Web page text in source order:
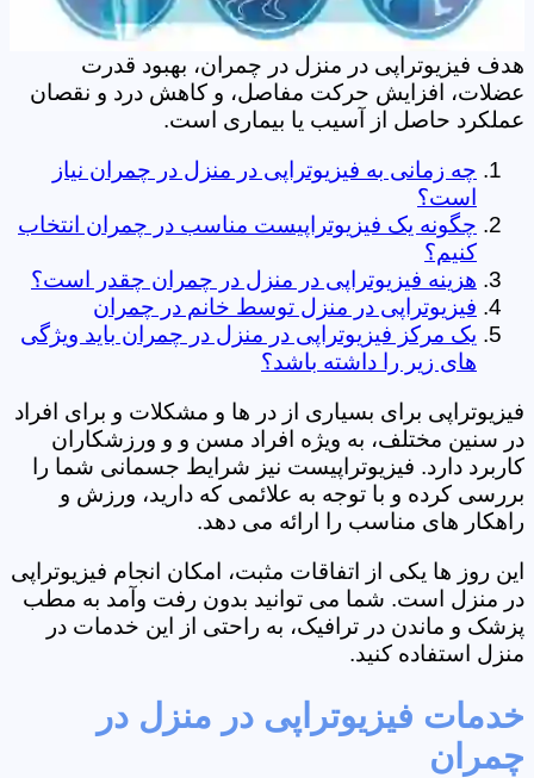
هدف فیزیوتراپی در منزل در چمران، بهبود قدرت
عضلات، افزایش حرکت مفاصل، و کاهش درد و نقصان
عملکرد حاصل از آسیب یا بیماری است.
چه زمانی به فیزیوتراپی در منزل در چمران نیاز
است؟
چگونه یک فیزیوتراپیست مناسب در چمران انتخاب
کنیم؟
هزینه فیزیوتراپی در منزل در چمران چقدر است؟
فیزیوتراپی در منزل توسط خانم در چمران
یک مرکز فیزیوتراپی در منزل در چمران باید ویژگی
های زیر را داشته باشد؟
فیزیوتراپی برای بسیاری از در ها و مشکلات و برای افراد
در سنین مختلف، به ویژه افراد مسن و و ورزشکاران
کاربرد دارد. فیزیوتراپیست نیز شرایط جسمانی شما را
بررسی کرده و با توجه به علائمی که دارید، ورزش و
راهکار های مناسب را ارائه می دهد.
این روز ها یکی از اتفاقات مثبت، امکان انجام فیزیوتراپی
در منزل است. شما می توانید بدون رفت وآمد به مطب
پزشک و ماندن در ترافیک، به راحتی از این خدمات در
منزل استفاده کنید.
خدمات فیزیوتراپی در منزل در
چمران